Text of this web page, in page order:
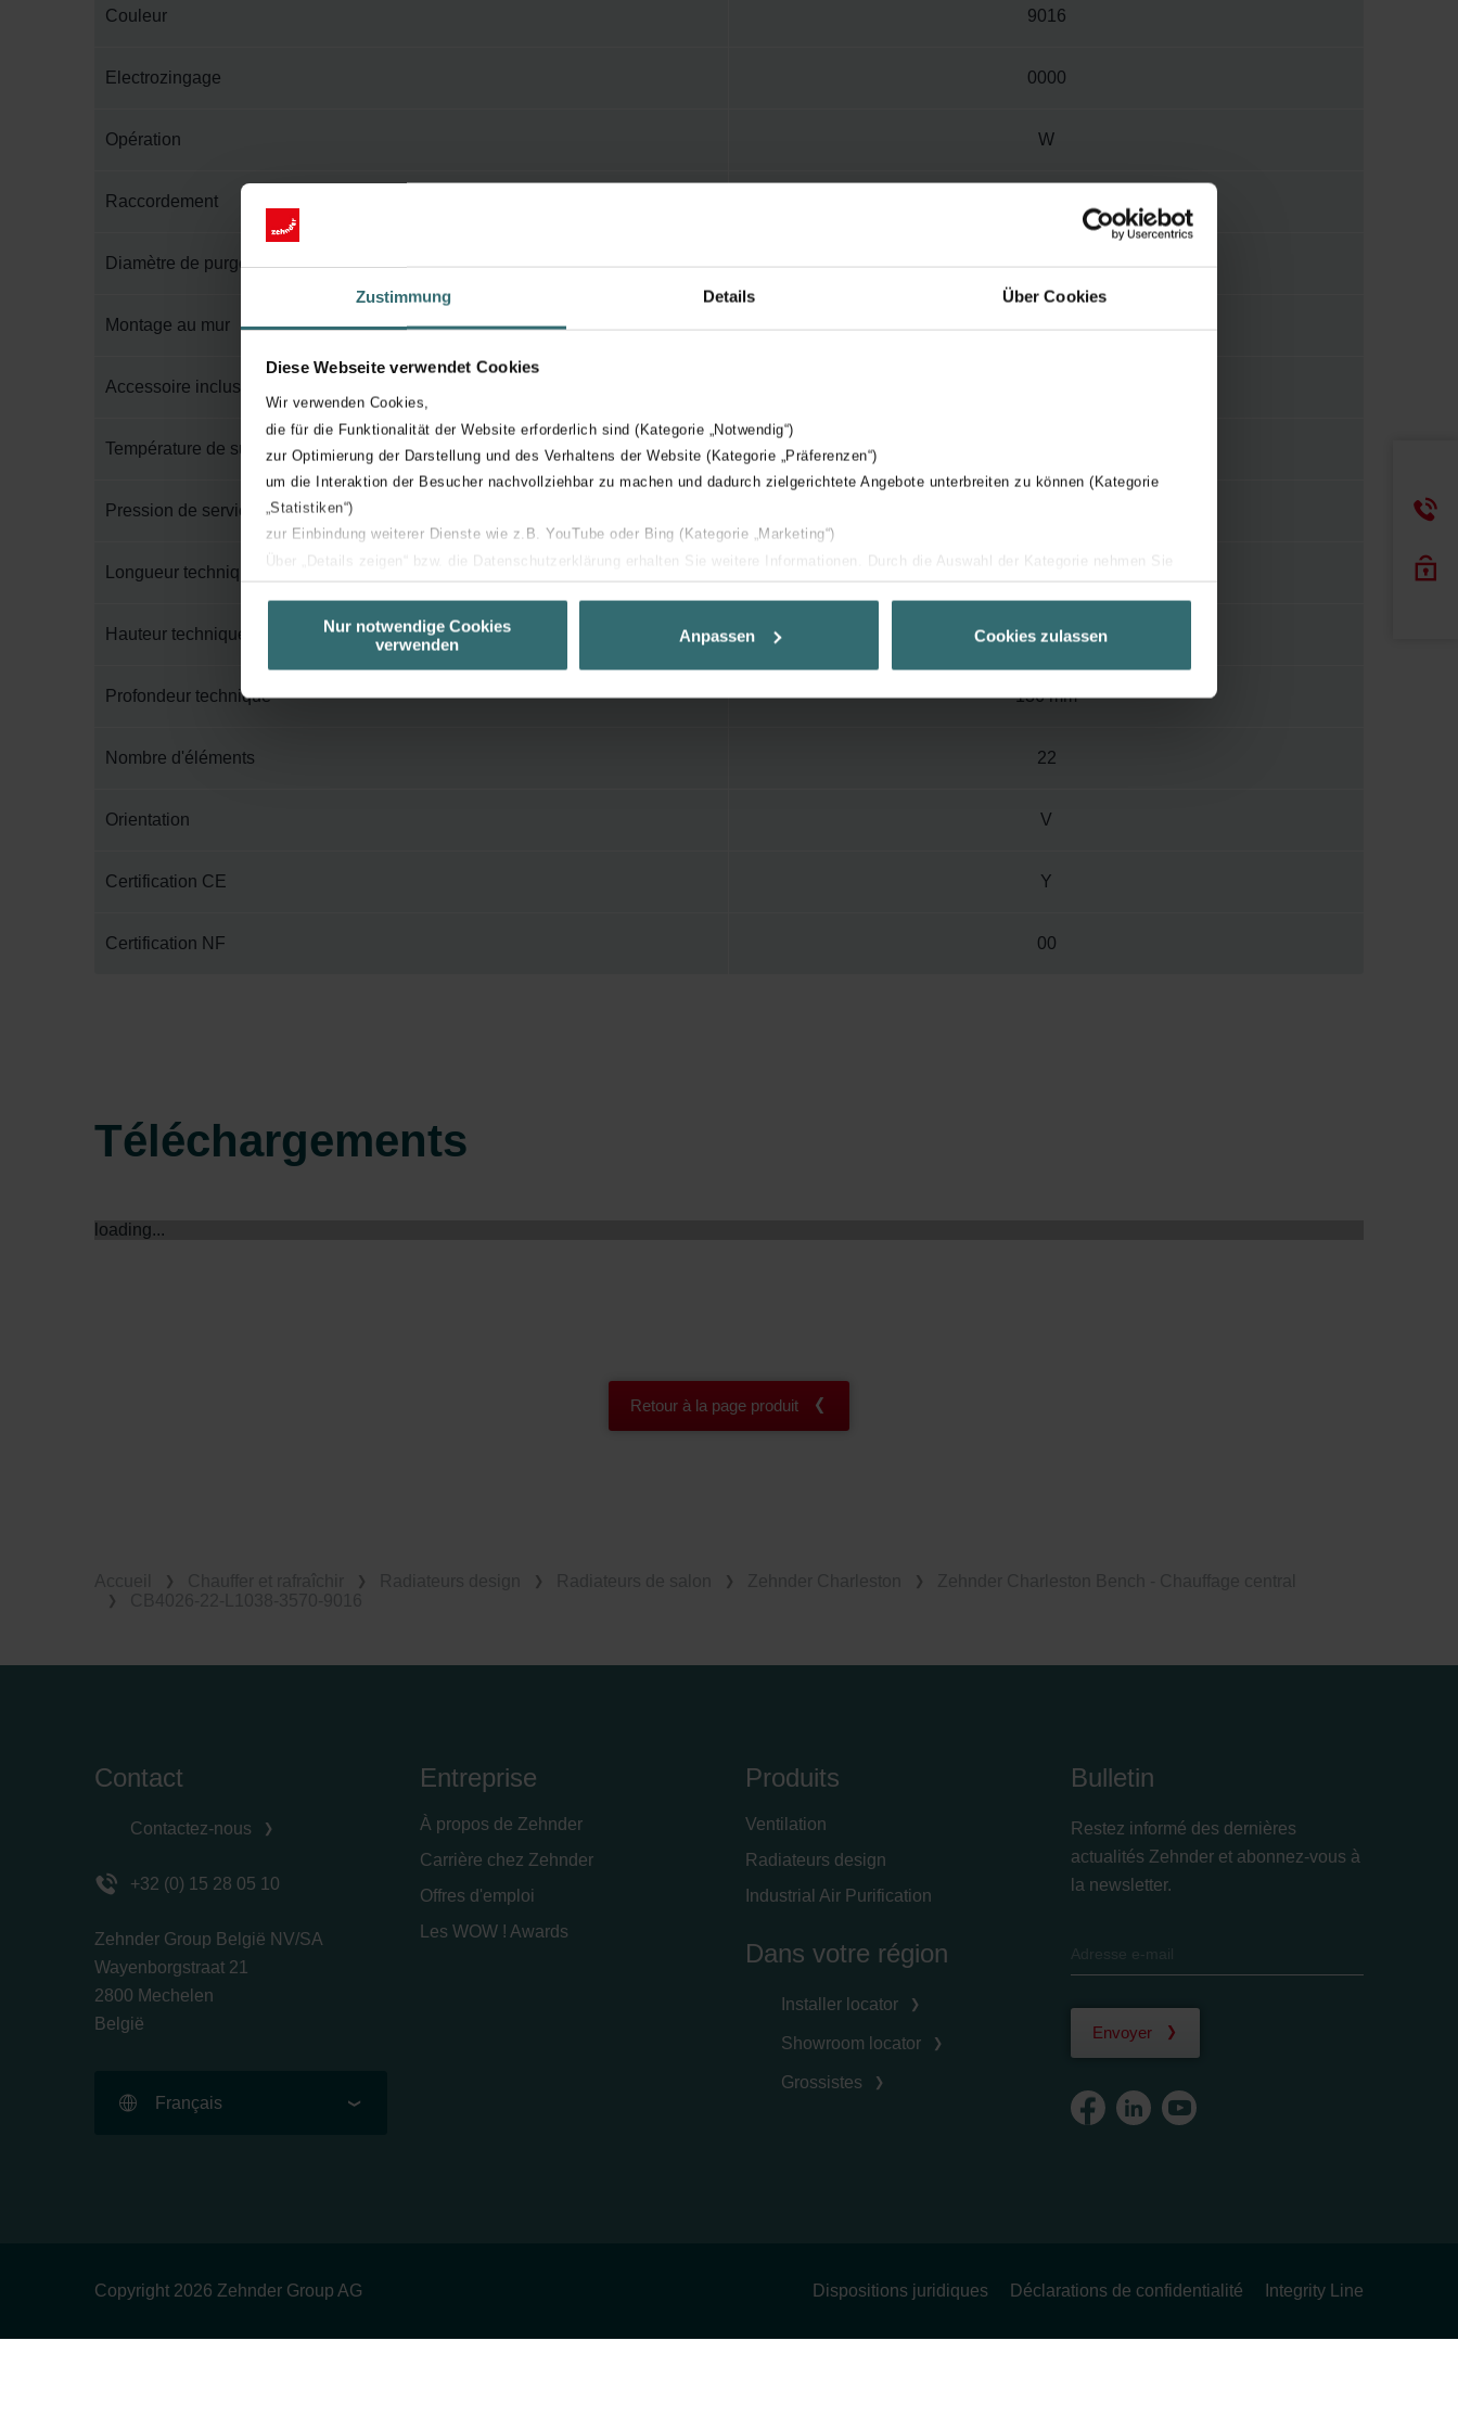
Zustimmung Details Über Cookies
Diese Webseite verwendet Cookies
Wir verwenden Cookies,
die für die Funktionalität der Website erforderlich sind (Kategorie „Notwendig“)
zur Optimierung der Darstellung und des Verhaltens der Website (Kategorie „Präferenzen“)
um die Interaktion der Besucher nachvollziehbar zu machen und dadurch zielgerichtete Angebote unterbreiten zu können (Kategorie
„Statistiken“)
zur Einbindung weiterer Dienste wie z.B. YouTube oder Bing (Kategorie „Marketing“)
Über „Details zeigen“ bzw. die Datenschutzerklärung erhalten Sie weitere Informationen. Durch die Auswahl der Kategorie nehmen Sie
unserer Website verwenden, um Ihnen die bestmögliche Nutzererfahrung zu ermöglichen und Ihnen maßgeschneiderte Informationen
basierend auf Ihren Interessen zur Verfügung zu stellen. Alle Einwilligungen können Sie selbstverständlich über einen Link in der
Datenschutzerklärung widerrufen.
Nur notwendige Cookies
verwenden
Anpassen Cookies zulassen
Couleur 9016
Electrozingage 0000
Opération W
Raccordement
Diamètre de purge 1/2"
Montage au mur N
Accessoire inclus dans l'emballage
Température de surface maximum
Pression de service maximum
Longueur technique
Hauteur technique 260 mm
Profondeur technique 136 mm
Nombre d'éléments 22
Orientation V
Certification CE Y
Certification NF 00
Téléchargements
loading...
Retour à la page produit
Contact
Contactez-nous
+32 (0) 15 28 05 10
Zehnder Group België NV/SA
Wayenborgstraat 21
2800 Mechelen
België
Français
Entreprise
À propos de Zehnder
Carrière chez Zehnder
Offres d'emploi
Les WOW ! Awards
Produits
Ventilation
Radiateurs design
Industrial Air Purification
Dans votre région
Installer locator
Showroom locator
Grossistes
Bulletin
Restez informé des dernières
actualités Zehnder et abonnez-vous à
la newsletter.
Envoyer
Copyright 2026 Zehnder Group AG Dispositions juridiques Déclarations de confidentialité Integrity Line